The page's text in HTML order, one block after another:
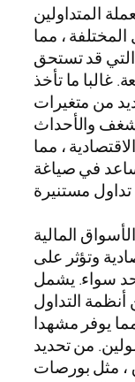
المتداولين
، مما
قد تستحق
غالبا ما تأخذ
من متغيرات
والأحداث
، مما
في صياغة
المالية
وتؤثر على
سواء. يشمل
التداول
مما يوفر مشهدا
من تحديد
، مثل بورصات